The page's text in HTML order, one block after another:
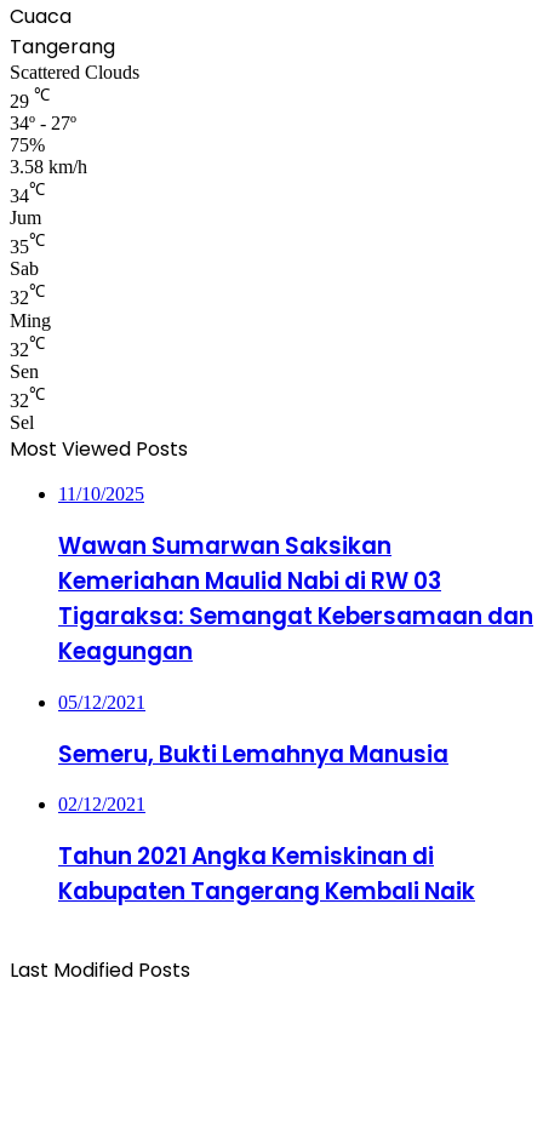
Cuaca
Tangerang
Scattered Clouds
29 ℃
34º - 27º
75%
3.58 km/h
34℃
Jum
35℃
Sab
32℃
Ming
32℃
Sen
32℃
Sel
Most Viewed Posts
11/10/2025
Wawan Sumarwan Saksikan
Kemeriahan Maulid Nabi di RW 03
Tigaraksa: Semangat Kebersamaan dan
Keagungan
05/12/2021
Semeru, Bukti Lemahnya Manusia
02/12/2021
Tahun 2021 Angka Kemiskinan di
Kabupaten Tangerang Kembali Naik
Last Modified Posts